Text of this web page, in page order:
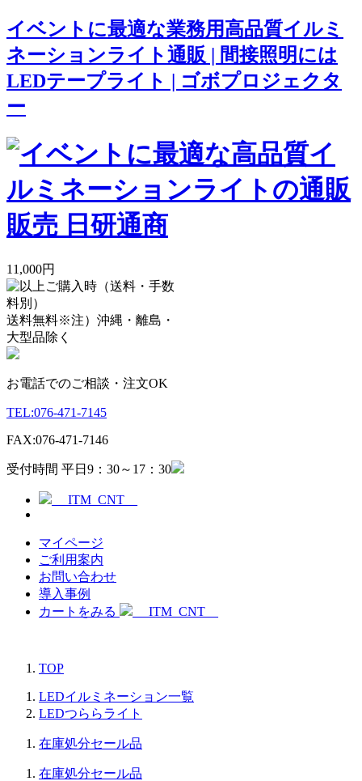
イベントに最適な業務用高品質イルミ
ネーションライト通販 | 間接照明には
LEDテープライト | ゴボプロジェクタ
ー
11,000円
送料無料※注）沖縄・離島・
大型品除く
お電話でのご相談・注文OK
TEL:076-471-7145
FAX:076-471-7146
受付時間 平日9：30～17：30
__ITM_CNT__
マイページ
ご利用案内
お問い合わせ
導入事例
カートをみる
__ITM_CNT__
TOP
LEDイルミネーション一覧
LEDつららライト
在庫処分セール品
在庫処分セール品